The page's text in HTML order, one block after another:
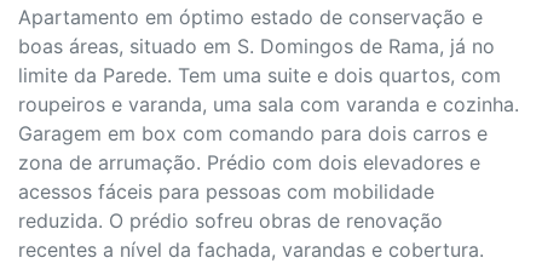
Apartamento em óptimo estado de conservação e
boas áreas, situado em S. Domingos de Rama, já no
limite da Parede. Tem uma suite e dois quartos, com
roupeiros e varanda, uma sala com varanda e cozinha.
Garagem em box com comando para dois carros e
zona de arrumação. Prédio com dois elevadores e
acessos fáceis para pessoas com mobilidade
reduzida. O prédio sofreu obras de renovação
recentes a nível da fachada, varandas e cobertura.